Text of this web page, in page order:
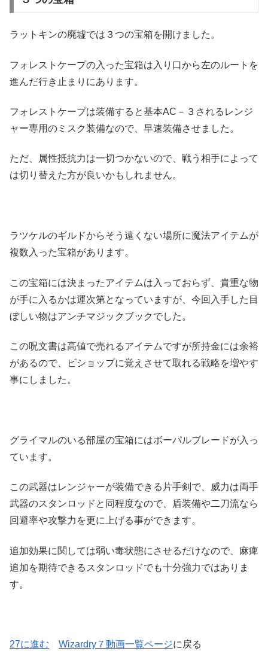
ラットキンの廃墟では３つの宝箱を開けました。
フォレストケープの入った宝箱は入り口から左のルートを
進んだ行き止まりにあります。
フォレストケープは装備すると基本AC－３されるレンジ
ャー専用のミスク装備なので、早速装備させました。
ただ、属性抵抗力は一切つかないので、戦う相手によって
は切り替えた方が良いかもしれません。
ラツケルのギルドからそう遠くない場所に魔法アイテムが
複数入った宝箱があります。
この宝箱には決まったアイテムは入っておらず、貴重な物
が手に入るかは運次第となっていますが、今回入手した目
ぼしい物はアンチマジックブックでした。
この呪文書は高値で売れるアイテムですが所持金には余裕
があるので、ビショップに覚えさせて取れる戦略を増やす
事にしました。
グライマルのいる部屋の宝箱にはボーパルブレードが入っ
ています。
この武器はレンジャーが装備できる片手剣で、威力は両手
武器のスタンロッドと同程度なので、盾装備や二刀流なら
回避率や攻撃力を更に上げる事ができます。
追加効果に関しては弱い毒状態にさせるだけなので、麻痺
追加を期待できるスタンロッドでも十分強力ではありま
す。
27に進む Wizardry７動画一覧ページに戻る